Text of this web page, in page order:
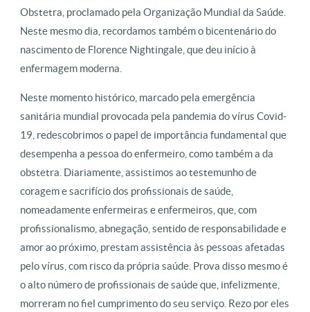
Obstetra, proclamado pela Organização Mundial da Saúde.
Neste mesmo dia, recordamos também o bicentenário do
nascimento de Florence Nightingale, que deu início à
enfermagem moderna.
Neste momento histórico, marcado pela emergência
sanitária mundial provocada pela pandemia do vírus Covid-
19, redescobrimos o papel de importância fundamental que
desempenha a pessoa do enfermeiro, como também a da
obstetra. Diariamente, assistimos ao testemunho de
coragem e sacrifício dos profissionais de saúde,
nomeadamente enfermeiras e enfermeiros, que, com
profissionalismo, abnegação, sentido de responsabilidade e
amor ao próximo, prestam assistência às pessoas afetadas
pelo vírus, com risco da própria saúde. Prova disso mesmo é
o alto número de profissionais de saúde que, infelizmente,
morreram no fiel cumprimento do seu serviço. Rezo por eles